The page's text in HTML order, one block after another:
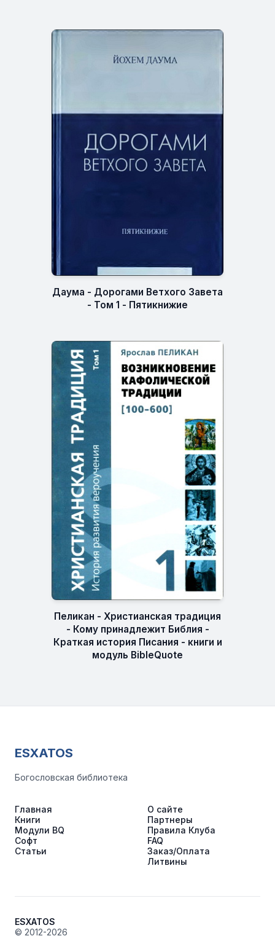
Даума - Дорогами Ветхого Завета
- Том 1 - Пятикнижие
Пеликан - Христианская традиция
- Кому принадлежит Библия -
Краткая история Писания - книги и
модуль BibleQuote
ESXATOS
Богословская библиотека
Главная
Книги
Модули BQ
Софт
Статьи
О сайте
Партнеры
Правила Клуба
FAQ
Заказ/Оплата
Литвины
ESXATOS
© 2012-2026